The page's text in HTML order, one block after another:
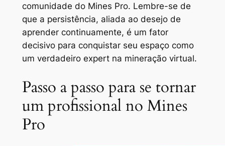
comunidade do Mines Pro. Lembre-se de
que a persistência, aliada ao desejo de
aprender continuamente, é um fator
decisivo para conquistar seu espaço como
um verdadeiro expert na mineração virtual.
Passo a passo para se tornar
um profissional no Mines
Pro